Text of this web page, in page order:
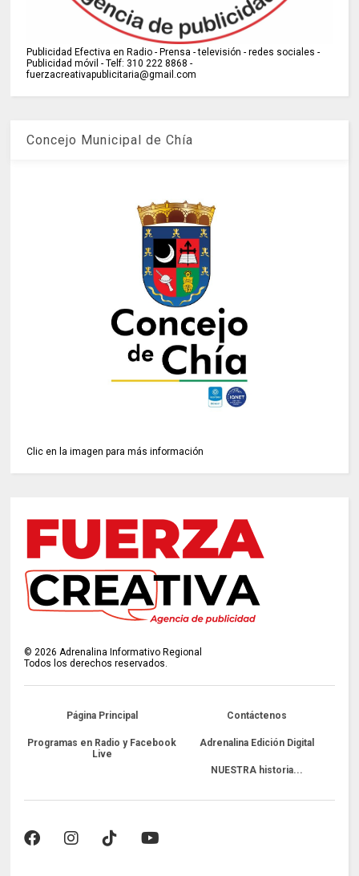
Publicidad Efectiva en Radio - Prensa - televisión - redes sociales -
Publicidad móvil - Telf: 310 222 8868 -
fuerzacreativapublicitaria@gmail.com
Concejo Municipal de Chía
Clic en la imagen para más información
©2026 Adrenalina Informativo Regional
Todos los derechos reservados.
Página Principal Contáctenos
Programas en Radio y Facebook
Live
Adrenalina Edición Digital
NUESTRA historia...